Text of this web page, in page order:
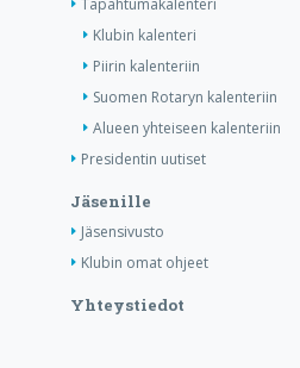
Klubin kalenteri
Piirin kalenteriin
Suomen Rotaryn kalenteriin
Alueen yhteiseen kalenteriin
Presidentin uutiset
Jäsenille
Jäsensivusto
Klubin omat ohjeet
Yhteystiedot